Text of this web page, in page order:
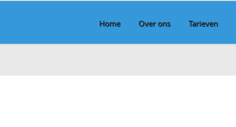
Home Over ons Tarieven